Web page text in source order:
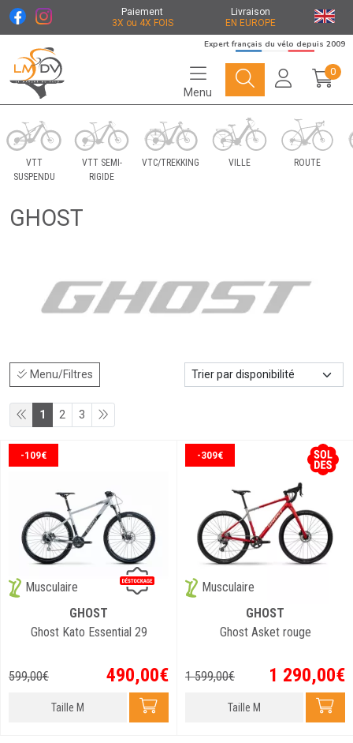
Paiement
3X ou 4X FOIS
Livraison
EN EUROPE
Le Marché du Vélo Votre distributeurs de vélo
Expert français du vélo depuis 2009
Menu
0
VTT
SUSPENDU
VTT SEMI-
RIGIDE
VTC/TREKKING VILLE ROUTE
GHOST
Menu/Filtres
1 2 3
-109€
Musculaire
GHOST
Ghost Kato Essential 29
599,00€ 490,00€
Taille M
-309€
Musculaire
GHOST
Ghost Asket rouge
1 599,00€ 1 290,00€
Taille M